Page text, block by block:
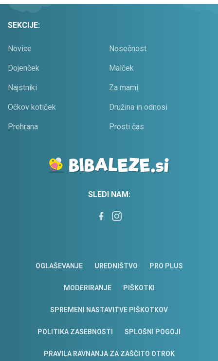
SEKCIJE:
Novice Nosečnost
Dojenček Malček
Najstniki Za mami
Očkov kotiček Družina in odnosi
Prehrana Prosti čas
SLEDI NAM:
OGLAŠEVANJE UREDNIŠTVO PRO PLUS
MODERIRANJE PIŠKOTKI
SPREMENI NASTAVITVE PIŠKOTKOV
POLITIKA ZASEBNOSTI SPLOŠNI POGOJI
PRAVILA RAVNANJA ZA ZAŠČITO OTROK